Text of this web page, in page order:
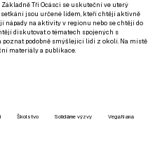
Tři Ocásci se uskuteční ve uterý
setkání jsou určené lidem, kteří chtějí aktivně
nápady na aktivity v regionu nebo se chtějí do
diskutovat o tématech spojených s
podobně smýšlející lidi z okolí. Na místě
materiály a publikace.
Školstvo Solidárne výzvy VegaNana